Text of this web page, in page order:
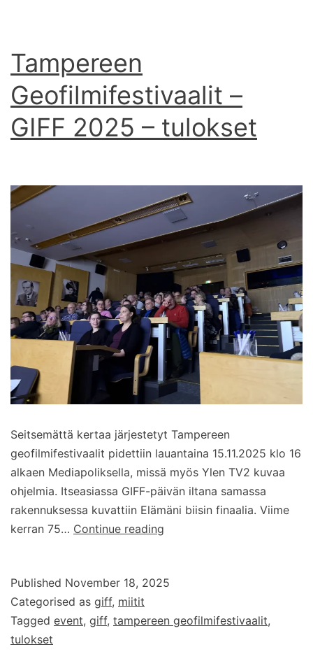
Tampereen
Geofilmifestivaalit –
GIFF 2025 – tulokset
Seitsemättä kertaa järjestetyt Tampereen
geofilmifestivaalit pidettiin lauantaina 15.11.2025 klo 16
alkaen Mediapoliksella, missä myös Ylen TV2 kuvaa
ohjelmia. Itseasiassa GIFF-päivän iltana samassa
rakennuksessa kuvattiin Elämäni biisin finaalia. Viime
kerran 75… Continue reading
GIFF
–
Published November 18, 2025
Categorised as giff, miitit
Tagged event, giff, tampereen geofilmifestivaalit,
tulokset